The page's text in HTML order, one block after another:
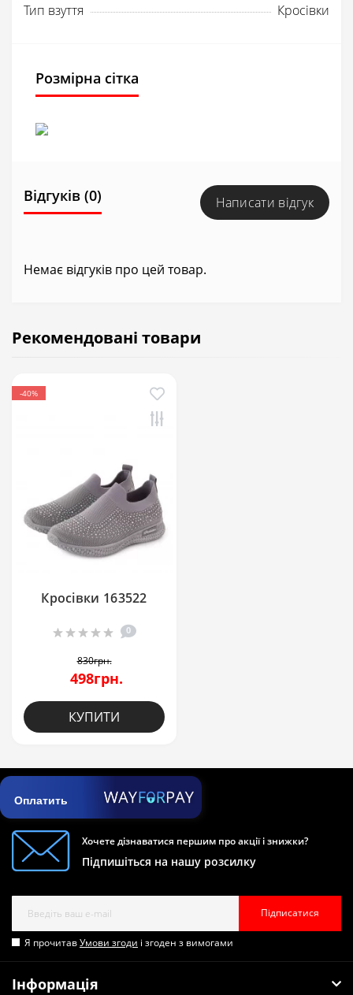
Тип взуття
Кросівки
Розмірна сітка
Відгуків (0) Написати відгук
Немає відгуків про цей товар.
Рекомендовані товари
-40%
Кросівки 163522
0
830грн.
498грн.
КУПИТИ
Оплатить
Хочете дізнаватися першим про акції і знижки?
Підпишіться на нашу розсилку
Підписатися
Я прочитавУмови згоди і згоден з вимогами
Інформація